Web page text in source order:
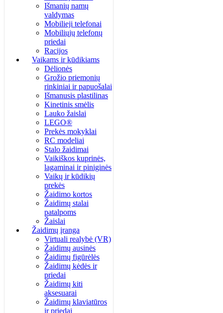
Išmanių namų
valdymas
Mobilieji telefonai
Mobiliųjų telefonų
priedai
Racijos
Vaikams ir kūdikiams
Dėlionės
Grožio priemonių
rinkiniai ir papuošalai
Išmanusis plastilinas
Kinetinis smėlis
Lauko žaislai
LEGO®
Prekės mokyklai
RC modeliai
Stalo žaidimai
Vaikiškos kuprinės,
lagaminai ir piniginės
Vaikų ir kūdikių
prekės
Žaidimo kortos
Žaidimų stalai
patalpoms
Žaislai
Žaidimų įranga
Virtuali realybė (VR)
Žaidimų ausinės
Žaidimų figūrėlės
Žaidimų kėdės ir
priedai
Žaidimų kiti
aksesuarai
Žaidimų klaviatūros
ir priedai